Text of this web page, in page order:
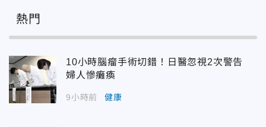
熱門
10小時腦瘤手術切錯！日醫忽視2次警告
婦人慘癱瘓
9小時前 健康